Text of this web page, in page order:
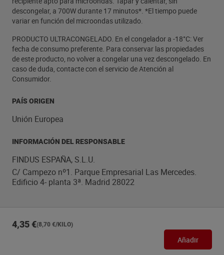
descongelar, a 700W durante 17 minutos*. *El tiempo puede
variar en función del microondas utilizado.
PRODUCTO ULTRACONGELADO. En el congelador a -18°C: Ver
fecha de consumo preferente. Para conservar las propiedades
de este producto, no volver a congelar una vez descongelado. En
caso de duda, contacte con el servicio de Atención al
Consumidor.
PAÍS ORIGEN
Unión Europea
INFORMACIÓN DEL RESPONSABLE
FINDUS ESPAÑA, S.L.U.
C/ Campezo nº1. Parque Empresarial Las Mercedes.
Edificio 4- planta 3ª. Madrid 28022
4,35 €(8,70 €/KILO)
Añadir